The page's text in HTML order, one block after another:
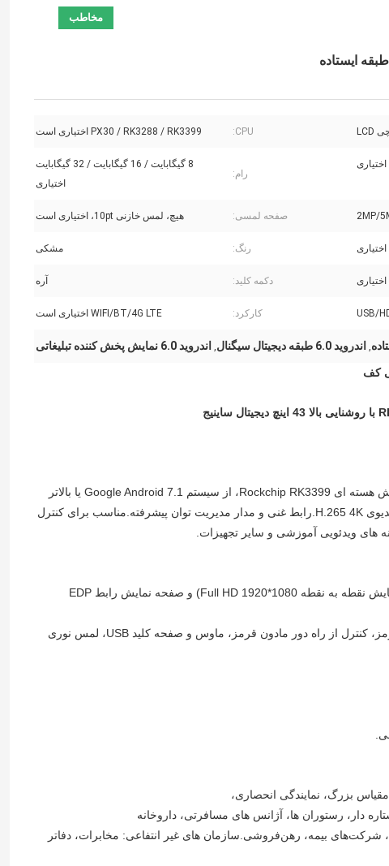
مخاطب
CPU: PX30 / RK3288 / RK3399 اختیاری است
رام:
8 گیگابایت / 16 گیگابایت / 32 گیگابایت
اختیاری
صفحه لمسی: هیچ، لمس خازنی 10pt، اختیاری است
رنگ: مشکی
دکمه کلید: آره
کارکرد: WIFI/BT/4G LTE اختیاری است
, اندروید 6.0 طبقه دیجیتال سیگنال , اندروید 6.0 نمایش پخش کننده تبلیغاتی
صنعتی هوشمند همه در یک برد، با استفاده از برنامه تراشه شش هسته ای Rockchip RK3399، از سیستم Google Android 7.1 یا بالاتر
پشتیبانی می کند.قدرت محاسباتی قدرتمندپشتیبانی از پخش ویدیوی H.265 4K.رابط غنی و مدار مدیریت توان پیشرفته.مناسب برای کنترل
های ویدئویی آموزشی و سایر تجهیزات.
 همچنین از نمایشگرهای رابط 7 اینچی تا 84 اینچی LVDS (نمایش نقطه به نقطه Full HD 1920*1080) و صفحه نمایش رابط EDP
 رابط های حالت تعاملی متعدد: لمس خازنی، لمس مادون قرمز، کنترل از راه دور مادون قرمز، ماوس و صفحه کلید USB، لمس نوری
بزرگ، نمایندگی انحصاری،
دار، رستوران ها، آژانس های مسافرتی، داروخانه
شرکت‌های بیمه، رهن‌فروشی.سازمان های غیر انتفاعی: مخابرات، دفاتر